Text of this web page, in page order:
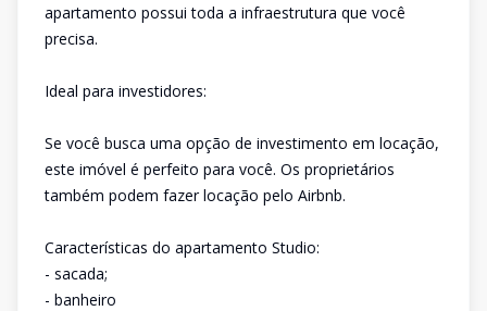
apartamento possui toda a infraestrutura que você
precisa.
Ideal para investidores:
Se você busca uma opção de investimento em locação,
este imóvel é perfeito para você. Os proprietários
também podem fazer locação pelo Airbnb.
Características do apartamento Studio:
- sacada;
- banheiro